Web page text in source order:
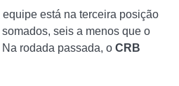
equipe está na terceira posição
seis a menos que o
rodada passada, o CRB